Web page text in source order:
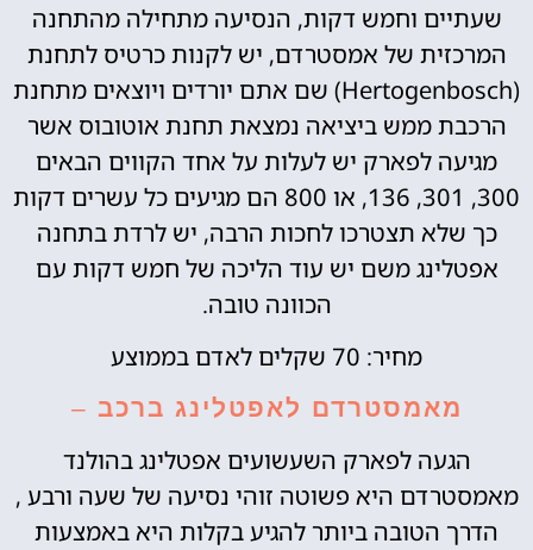
שעתיים וחמש דקות, הנסיעה מתחילה מהתחנה
המרכזית של אמסטרדם, יש לקנות כרטיס לתחנת
(Hertogenbosch) שם אתם יורדים ויוצאים מתחנת
הרכבת ממש ביציאה נמצאת תחנת אוטובוס אשר
מגיעה לפארק יש לעלות על אחד הקווים הבאים
300, 301, 136, או 800 הם מגיעים כל עשרים דקות
כך שלא תצטרכו לחכות הרבה, יש לרדת בתחנה
אפטלינג משם יש עוד הליכה של חמש דקות עם
הכוונה טובה.
מחיר: 70 שקלים לאדם בממוצע
מאמסטרדם לאפטלינג ברכב –
הגעה לפארק השעשועים אפטלינג בהולנד
מאמסטרדם היא פשוטה זוהי נסיעה של שעה ורבע ,
הדרך הטובה ביותר להגיע בקלות היא באמצעות